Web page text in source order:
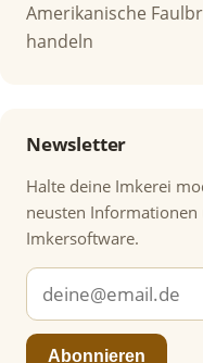
Amerikanische
handeln
Newsletter
Halte deine Imkerei
neusten Informationen
Imkersoftware.
Abonnieren